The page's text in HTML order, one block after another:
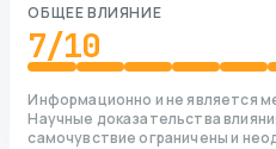
ОБЩЕЕ ВЛИЯНИЕ
7/10
Информационно и не является
Научные доказательства
самочувствие ограничены и